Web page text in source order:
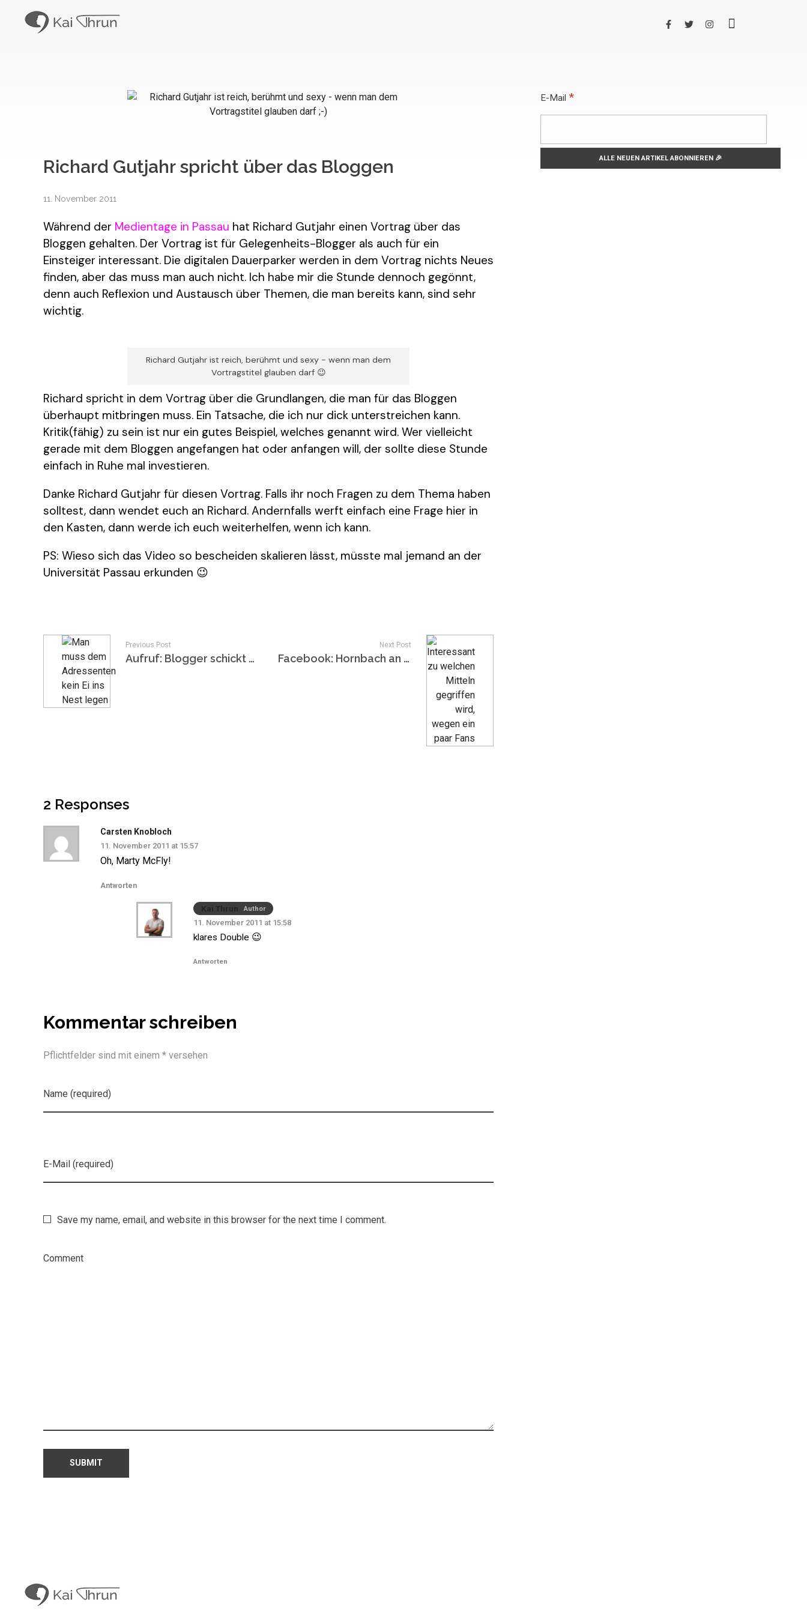
Richard Gutjahr spricht über das Bloggen
11. November 2011
Während der Medientage in Passau hat Richard Gutjahr einen Vortrag über das
Bloggen gehalten. Der Vortrag ist für Gelegenheits-Blogger als auch für ein
Einsteiger interessant. Die digitalen Dauerparker werden in dem Vortrag nichts Neues
finden, aber das muss man auch nicht. Ich habe mir die Stunde dennoch gegönnt,
denn auch Reflexion und Austausch über Themen, die man bereits kann, sind sehr
wichtig.
Richard Gutjahr ist reich, berühmt und sexy - wenn man dem
Vortragstitel glauben darf 😉
Richard spricht in dem Vortrag über die Grundlangen, die man für das Bloggen
überhaupt mitbringen muss. Ein Tatsache, die ich nur dick unterstreichen kann.
Kritik(fähig) zu sein ist nur ein gutes Beispiel, welches genannt wird. Wer vielleicht
gerade mit dem Bloggen angefangen hat oder anfangen will, der sollte diese Stunde
einfach in Ruhe mal investieren.
Danke Richard Gutjahr für diesen Vortrag. Falls ihr noch Fragen zu dem Thema haben
solltest, dann wendet euch an Richard. Andernfalls werft einfach eine Frage hier in
den Kasten, dann werde ich euch weiterhelfen, wenn ich kann.
PS: Wieso sich das Video so bescheiden skalieren lässt, müsste mal jemand an der
Universität Passau erkunden 😉
Previous Post
Aufruf: Blogger schickt mir eure Mails
Next Post
Facebook: Hornbach an Obi: Wer f…. wen?!
2 Responses
Carsten Knobloch
11. November 2011 at 15:57
Oh, Marty McFly!
Antworten
Kai Thrun Author
11. November 2011 at 15:58
klares Double 😉
Antworten
Kommentar schreiben
Pflichtfelder sind mit einem * versehen
Name (required)
E-Mail (required)
Save my name, email, and website in this browser for the next time I comment.
Comment
E-Mail *